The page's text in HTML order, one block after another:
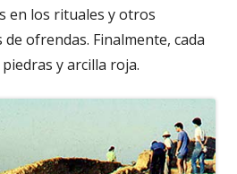
en los rituales y otros
ofrendas. Finalmente, cada
y arcilla roja.